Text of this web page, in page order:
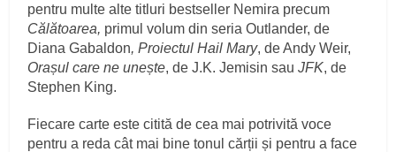
pentru multe alte titluri bestseller Nemira precum
Călătoarea, primul volum din seria Outlander, de
Diana Gabaldon, Proiectul Hail Mary, de Andy Weir,
Orașul care ne unește, de J.K. Jemisin sauJFK, de
Stephen King.
Fiecare carte este citită de cea mai potrivită voce
pentru a reda cât mai bine tonul cărții și pentru a face